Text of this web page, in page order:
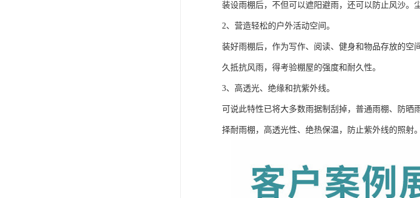
装设雨棚后，不但可以遮阳避雨，还可以防止风沙。
2、营造轻松的户外活动空间。
装好雨棚后，作为写作、阅读、健身和物品存放的
久抵抗风雨，得考验棚屋的强度和耐久性。
3、高透光、绝缘和抗紫外线。
可说此特性已将大多数雨据制刮掉，普通雨棚、防
择耐雨棚，高透光性、绝热保温，防止紫外线的照射。